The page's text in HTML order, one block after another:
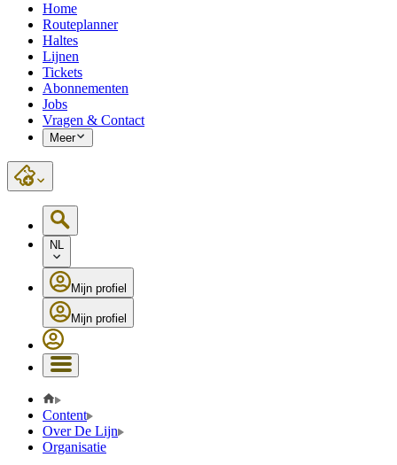
Home
Routeplanner
Haltes
Lijnen
Tickets
Abonnementen
Jobs
Vragen & Contact
Meer
NL
Mijn profiel
Mijn profiel
Content
Over De Lijn
Organisatie